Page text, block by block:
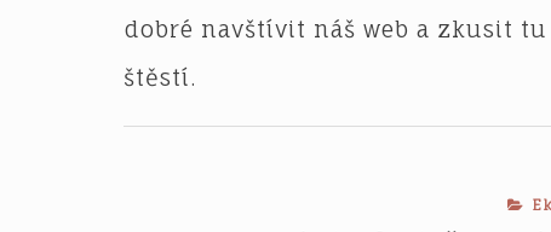
dobré navštívit náš web a zkusit tu
štěstí.